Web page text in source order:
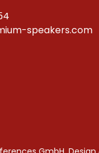
speakers.com